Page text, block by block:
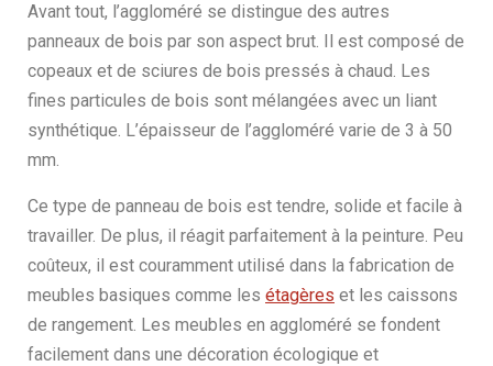
Avant tout, l’aggloméré se distingue des autres
panneaux de bois par son aspect brut. Il est composé de
copeaux et de sciures de bois pressés à chaud. Les
fines particules de bois sont mélangées avec un liant
synthétique. L’épaisseur de l’aggloméré varie de 3 à 50
mm.
Ce type de panneau de bois est tendre, solide et facile à
travailler. De plus, il réagit parfaitement à la peinture. Peu
coûteux, il est couramment utilisé dans la fabrication de
meubles basiques comme les étagères et les caissons
de rangement. Les meubles en aggloméré se fondent
facilement dans une décoration écologique et